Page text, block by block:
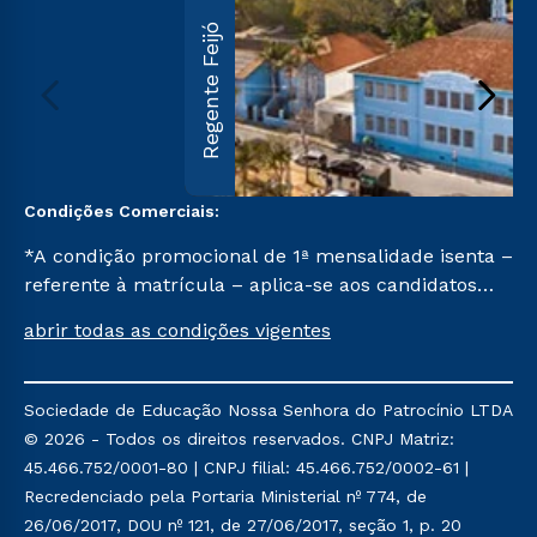
Regente Feijó
Condições Comerciais:
*A condição promocional de 1ª mensalidade isenta –
referente à matrícula – aplica-se aos candidatos
na prova on-line ou agendada, que ofertam bolsas
semestre de 2023, que ainda não tenham efetivado
e/ou não tenham cancelado ou trancado sua
matrícula em uma das Instituições da Cruzeiro do
Sul Educacional, no período de um ano. Tais
condições não se aplicam aos cursos de Medicina, e
abrir todas as condições vigentes
Sociedade de Educação Nossa Senhora do Patrocínio LTDA
© 2026 - Todos os direitos reservados. CNPJ Matriz:
45.466.752/0001-80 | CNPJ filial: 45.466.752/0002-61 |
Recredenciado pela Portaria Ministerial nº 774, de
26/06/2017, DOU nº 121, de 27/06/2017, seção 1, p. 20